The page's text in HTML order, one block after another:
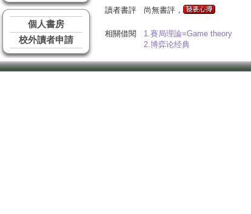
個人書房
校外讀者申請
讀者書評 尚無書評，
相關借閱
1.賽局理論=Game theory
2.博弈论经典